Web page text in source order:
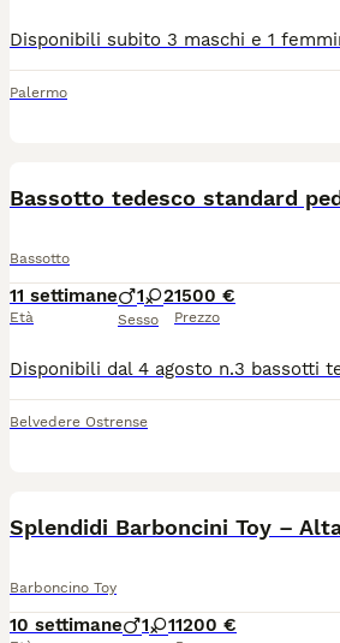
Palermo
Bassotto tedesco standard
Bassotto
11 settimane
Età
1 2
Sesso
1500 €
Prezzo
Belvedere Ostrense
Splendidi Barboncini Toy –
Barboncino Toy
10 settimane 1 11200 €